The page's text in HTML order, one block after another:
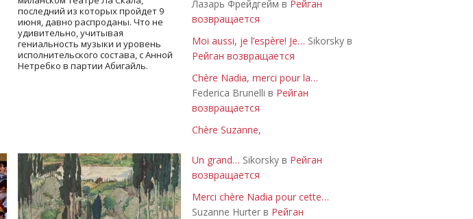
последний из которых пройдет 9
июня, давно распроданы. Что не
удивительно, учитывая
гениальность музыки и уровень
исполнительского состава, с Анной
Нетребко в партии Абигайль.
Лазарь Фрейдгейм в Рейган
возвращается
Moi aussi, je l’espère! Je… Sikorsky в
Рейган возвращается
Chère Nadia, merci pour la…
Federica Brunelli в Рейган
возвращается
Chère Suzanne,
Un grand… Sikorsky в Рейган
возвращается
Merci chère Nadia pour cette…
Suzanne Hurter в Рейган